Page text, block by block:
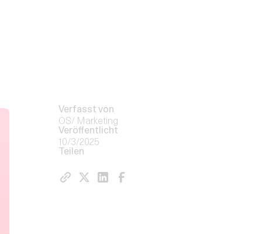
Verfasst von
OS/ Marketing
Veröffentlicht
10/3/2025
Teilen